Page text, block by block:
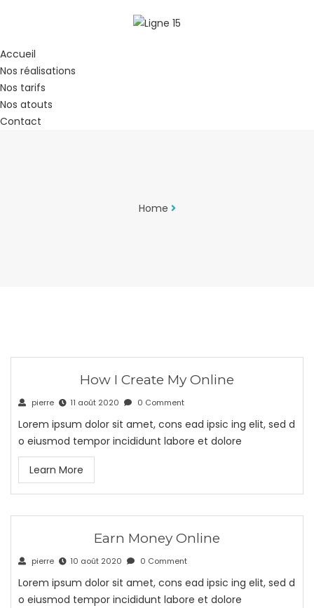
Accueil
Nos réalisations
Nos tarifs
Nos atouts
Contact
Home
How I Create My Online
pierre 11 août 2020 0 Comment
Lorem ipsum dolor sit amet, cons ead ipsic ing elit, sed d
o eiusmod tempor incididunt labore et dolore
Learn More
Earn Money Online
pierre 10 août 2020 0 Comment
Lorem ipsum dolor sit amet, cons ead ipsic ing elit, sed d
o eiusmod tempor incididunt labore et dolore